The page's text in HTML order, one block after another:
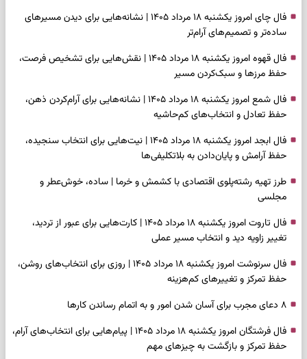
فال چای امروز یکشنبه ۱۸ مرداد ۱۴۰۵ | نشانه‌هایی برای دیدن مسیرهای
ساده‌تر و تصمیم‌های آرام‌تر
فال قهوه امروز یکشنبه ۱۸ مرداد ۱۴۰۵ | نقش‌هایی برای تشخیص فرصت،
حفظ مرزها و سبک‌کردن مسیر
فال شمع امروز یکشنبه ۱۸ مرداد ۱۴۰۵ | نشانه‌هایی برای آرام‌کردن ذهن،
حفظ تعادل و انتخاب‌های کم‌حاشیه
فال ابجد امروز یکشنبه ۱۸ مرداد ۱۴۰۵ | نیت‌هایی برای انتخاب سنجیده،
حفظ آرامش و پایان‌دادن به بلاتکلیفی‌ها
طرز تهیه رشته‌پلوی اقتصادی با کشمش و خرما | ساده، خوش‌عطر و
مجلسی
فال تاروت امروز یکشنبه ۱۸ مرداد ۱۴۰۵ | کارت‌هایی برای عبور از تردید،
تغییر زاویه دید و انتخاب مسیر عملی
فال سرنوشت امروز یکشنبه ۱۸ مرداد ۱۴۰۵ | روزی برای انتخاب‌های روشن،
حفظ تمرکز و تغییرهای کم‌هزینه
۸ دعای مجرب برای آسان شدن امور و به اتمام رساندن کار‌ها
فال فرشتگان امروز یکشنبه ۱۸ مرداد ۱۴۰۵ | پیام‌هایی برای انتخاب‌های آرام،
حفظ تمرکز و بازگشت به چیزهای مهم